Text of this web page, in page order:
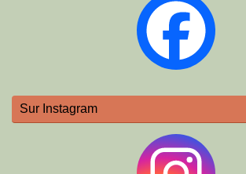
Sur Instagram